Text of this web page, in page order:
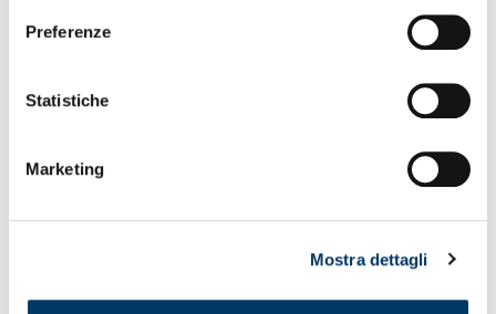
Preferenze
Statistiche
Marketing
Mostra dettagli